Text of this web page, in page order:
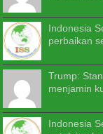
Indonesia
perbaikan
Trump:
menjamin
Indonesia